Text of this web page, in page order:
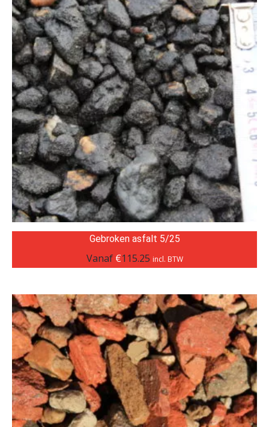
Gebroken asfalt 5/25
Vanaf €115.25 incl. BTW